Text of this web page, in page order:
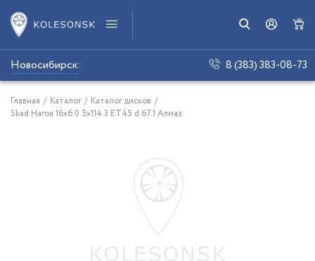
Новосибирск: 8 (383) 383-08-73
Главная / Каталог / Каталог дисков /
Skad Нагоя 16x6.0 5x114.3 ET45 d.67.1 Алмаз